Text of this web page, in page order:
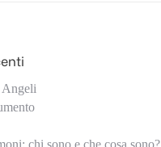
Angeli
chi sono e che cosa sono?